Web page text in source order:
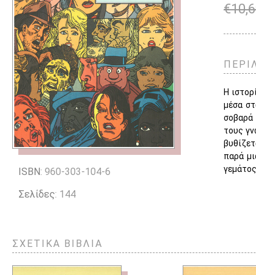
ISBN: 960-303-104-6
Σελίδες: 144
€
Η
μέσα
σοβαρά
τους
παρά
ΣΧΕΤΙΚΑ ΒΙΒΛΙΑ